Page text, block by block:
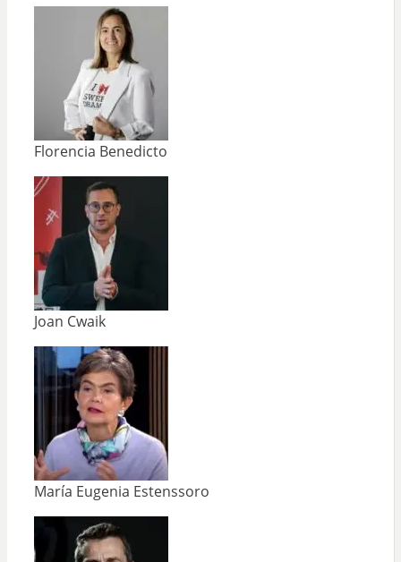
Florencia Benedicto
Joan Cwaik
María Eugenia Estenssoro